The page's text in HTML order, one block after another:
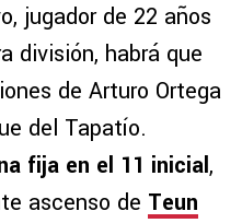
jugador de 22 años
división, habrá que
de Arturo Ortega
del Tapatío.
fija en el 11 inicial,
ascenso de Teun